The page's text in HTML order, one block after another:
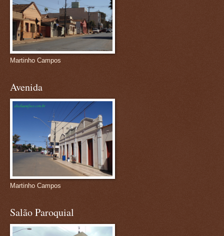
Martinho Campos
Avenida
Martinho Campos
Salão Paroquial